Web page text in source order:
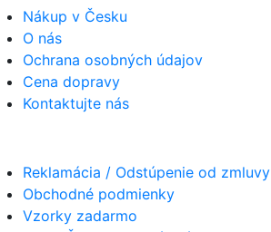
Nákup v Česku
O nás
Ochrana osobných údajov
Cena dopravy
Kontaktujte nás
Reklamácia / Odstúpenie od zmluvy
Obchodné podmienky
Vzorky zadarmo